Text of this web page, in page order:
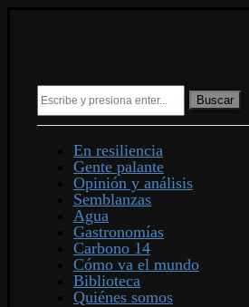
Buscar
En resiliencia
Gente palante
Opinión y análisis
Semblanzas
Agua
Gastronomías
Carbono 14
Cómo va el mundo
Biblioteca
Quiénes somos